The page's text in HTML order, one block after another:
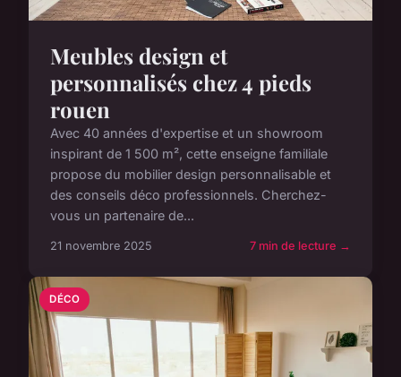
Meubles design et
personnalisés chez 4 pieds
rouen
Avec 40 années d'expertise et un showroom
inspirant de 1 500 m², cette enseigne familiale
propose du mobilier design personnalisable et
des conseils déco professionnels. Cherchez-
vous un partenaire de...
21 novembre 2025 7 min de lecture →
DÉCO